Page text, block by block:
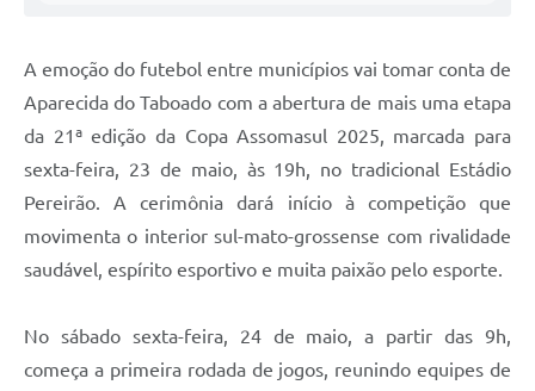
A emoção do futebol entre municípios vai tomar conta de
Aparecida do Taboado com a abertura de mais uma etapa
da 21ª edição da Copa Assomasul 2025, marcada para
sexta-feira, 23 de maio, às 19h, no tradicional Estádio
Pereirão. A cerimônia dará início à competição que
movimenta o interior sul-mato-grossense com rivalidade
saudável, espírito esportivo e muita paixão pelo esporte.
No sábado sexta-feira, 24 de maio, a partir das 9h,
começa a primeira rodada de jogos, reunindo equipes de